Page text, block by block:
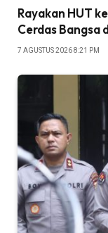
Rayakan HUT
Cerdas Bangsa
7 AGUSTUS 2026 8:21 PM